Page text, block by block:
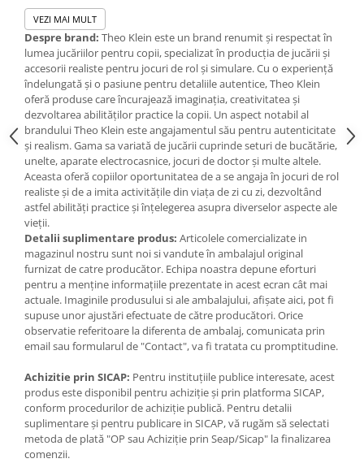
Jucarii dentitie
Jucarii senzoriale
Jucarii motrice pentru bebelusi
Saltele de activitati pentru bebe
Jucarii de sortat
Jucarii muzicale bebelusi
Puzzle bebelusi
Atentie: A se folosi de catre copii cu varsta peste 2 ani. Casca de
protectie din acest este o jucarie si nu are functie de protectie
reala.
VEZI MAI MULT
Despre brand: Theo Klein este un brand renumit și respectat în
lumea jucăriilor pentru copii, specializat în producția de jucării și
accesorii realiste pentru jocuri de rol și simulare. Cu o experiență
îndelungată și o pasiune pentru detaliile autentice, Theo Klein
oferă produse care încurajează imaginația, creativitatea și
dezvoltarea abilităților practice la copii. Un aspect notabil al
brandului Theo Klein este angajamentul său pentru autenticitate
și realism. Gama sa variată de jucării cuprinde seturi de bucătărie,
unelte, aparate electrocasnice, jocuri de doctor și multe altele.
Aceasta oferă copiilor oportunitatea de a se angaja în jocuri de rol
realiste și de a imita activitățile din viața de zi cu zi, dezvoltând
astfel abilități practice și înțelegerea asupra diverselor aspecte ale
vieții.
Detalii suplimentare produs: Articolele comercializate in
magazinul nostru sunt noi si vandute în ambalajul original
furnizat de catre producător. Echipa noastra depune eforturi
pentru a menține informațiile prezentate in acest ecran cât mai
actuale. Imaginile produsului si ale ambalajului, afișate aici, pot fi
supuse unor ajustări efectuate de către producători. Orice
observatie referitoare la diferenta de ambalaj, comunicata prin
email sau formularul de "Contact", va fi tratata cu promptitudine.
Achizitie prin SICAP: Pentru instituțiile publice interesate, acest
produs este disponibil pentru achiziție și prin platforma SICAP,
conform procedurilor de achiziție publică. Pentru detalii
suplimentare și pentru publicare in SICAP, vă rugăm să selectati
metoda de plată "OP sau Achiziție prin Seap/Sicap" la finalizarea
comenzii.